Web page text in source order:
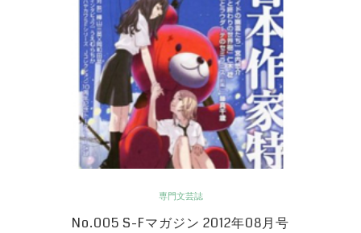
専門文芸誌
No.005 S-Fマガジン 2012年08月号